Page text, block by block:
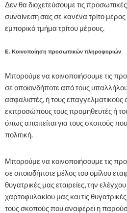
Δεν θα διοχετεύσουμε τις
συναίνεση σας σε κανένα τρίτο
εμπορικό τμήμα τρίτου μέρους.
E. Κοινοποίηση προσωπικών πληροφοριών
Μπορούμε να κοινοποιήσουμε τις
σε οποιονδήποτε από τους
ασφαλιστές, ή τους επαγγελματικούς
εκπροσώπους τους προμηθευτές ή
όπως απαιτείται για τους σκοπούς
πολιτική.
Μπορούμε να κοινοποιήσουμε τις
σε οποιοδήποτε μέλος του ομίλου
θυγατρικές μας εταιρείες, την ελέγχου
χαρτοφυλακίου μας και τις
τους σκοπούς που αναφέρει η